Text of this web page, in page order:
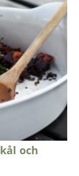
och